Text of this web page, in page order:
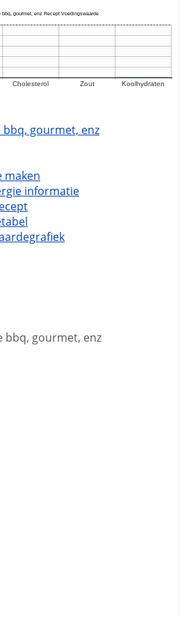
bbq, gourmet, enz
maken
informatie
bbq, gourmet, enz